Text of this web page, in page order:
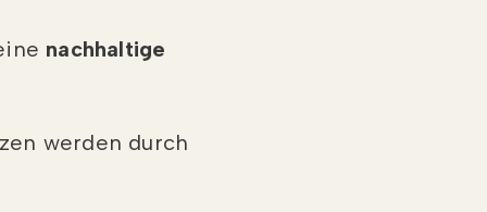
nachhaltige
werden durch